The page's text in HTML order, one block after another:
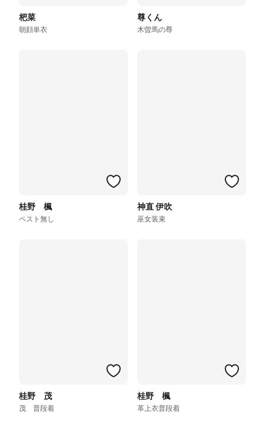
杷菜
朝顔単衣
尊くん
木曽馬の尊
桂野 楓
ベスト無し
神直 伊吹
巫女装束
桂野 茂
茂 普段着
桂野 楓
革上衣普段着